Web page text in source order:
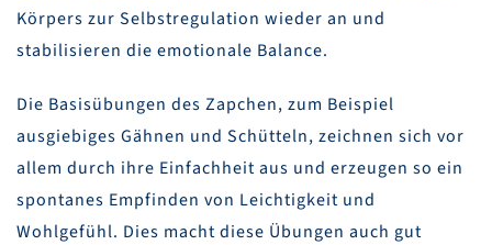
Körpers zur Selbstregulation wieder an und
stabilisieren die emotionale Balance.
Die Basisübungen des Zapchen, zum Beispiel
ausgiebiges Gähnen und Schütteln, zeichnen sich vor
allem durch ihre Einfachheit aus und erzeugen so ein
spontanes Empfinden von Leichtigkeit und
Wohlgefühl. Dies macht diese Übungen auch gut